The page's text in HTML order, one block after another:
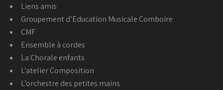
Liens amis
Groupement d’Education Musicale Comboire
CMF
Ensemble à cordes
La Chorale enfants
L’atelier Composition
L’orchestre des petites mains